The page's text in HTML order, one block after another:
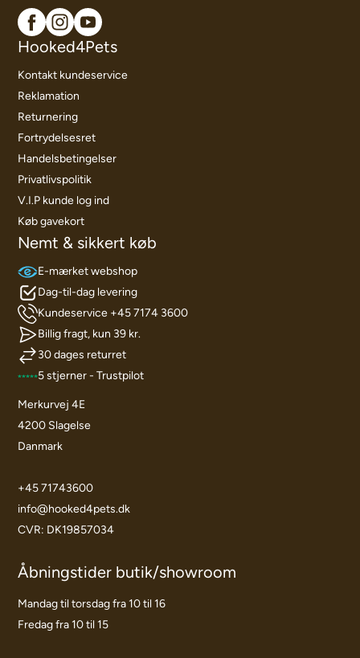
Hooked4Pets
Kontakt kundeservice
Reklamation
Returnering
Fortrydelsesret
Handelsbetingelser
Privatlivspolitik
V.I.P kunde log ind
Køb gavekort
Nemt & sikkert køb
E-mærket webshop
Dag-til-dag levering
Kundeservice +45 7174 3600
Billig fragt, kun 39 kr.
30 dages returret
5 stjerner - Trustpilot
Merkurvej 4E
4200 Slagelse
Danmark
+45 71743600
info@hooked4pets.dk
CVR: DK19857034
Åbningstider butik/showroom
Mandag til torsdag fra 10 til 16
Fredag fra 10 til 15